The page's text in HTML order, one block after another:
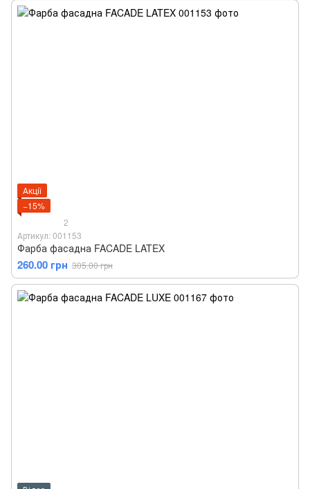
Акції
−15%
2
Артикул: 001153
Фарба фасадна FACADE LATEX
260.00 грн 305.00 грн